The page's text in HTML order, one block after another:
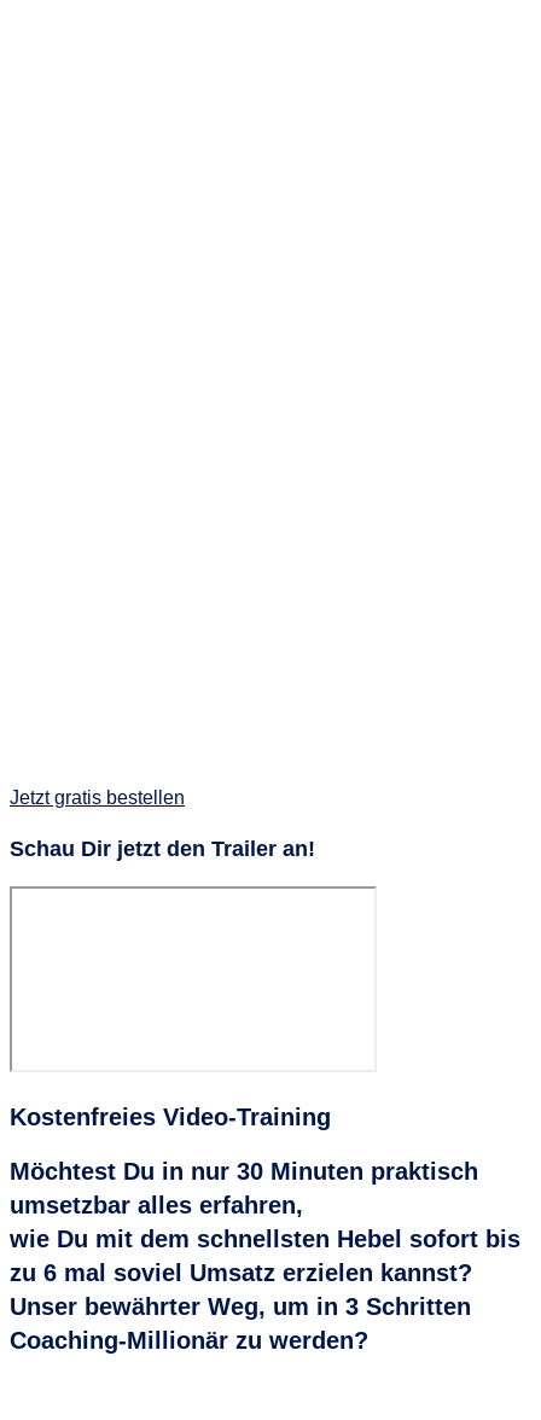
Jetzt gratis bestellen
Schau Dir jetzt den Trailer an!
Kostenfreies Video-Training
Möchtest Du in nur 30 Minuten praktisch
umsetzbar alles erfahren,
wie Du mit dem schnellsten Hebel sofort bis
zu 6 mal soviel Umsatz erzielen kannst?
Unser bewährter Weg, um in 3 Schritten
Coaching-Millionär zu werden?